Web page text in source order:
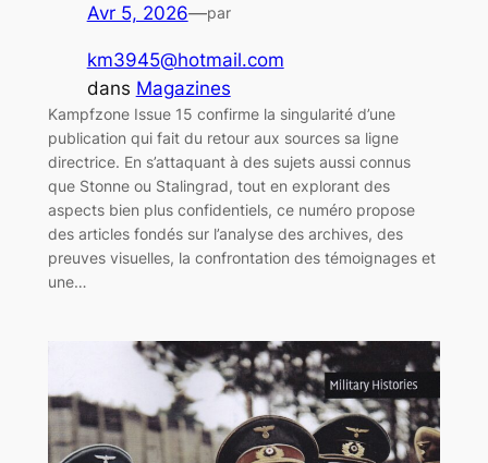
Avr 5, 2026—par
km3945@hotmail.com
dans Magazines
Kampfzone Issue 15 confirme la singularité d’une
publication qui fait du retour aux sources sa ligne
directrice. En s’attaquant à des sujets aussi connus
que Stonne ou Stalingrad, tout en explorant des
aspects bien plus confidentiels, ce numéro propose
des articles fondés sur l’analyse des archives, des
preuves visuelles, la confrontation des témoignages et
une…